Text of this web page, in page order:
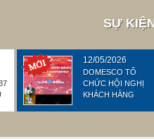
SỰ
12/05/2026
DOMESCO TỔ
CHỨC HỘI NGHỊ
KHÁCH HÀNG